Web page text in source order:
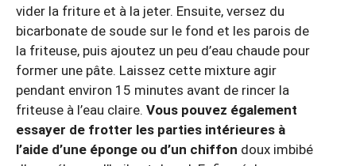
vider la friture et à la jeter. Ensuite, versez du
bicarbonate de soude sur le fond et les parois de
la friteuse, puis ajoutez un peu d’eau chaude pour
former une pâte. Laissez cette mixture agir
pendant environ 15 minutes avant de rincer la
friteuse à l’eau claire. Vous pouvez également
essayer de frotter les parties intérieures à
l’aide d’une éponge ou d’un chiffon doux imbibé